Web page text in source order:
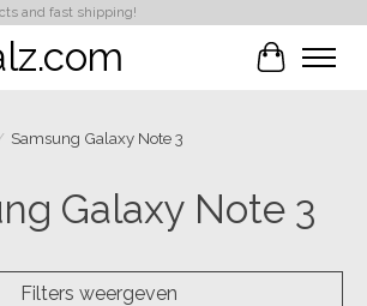
and fast shipping!
Samsung Galaxy Note 3
Galaxy Note 3
Filters weergeven